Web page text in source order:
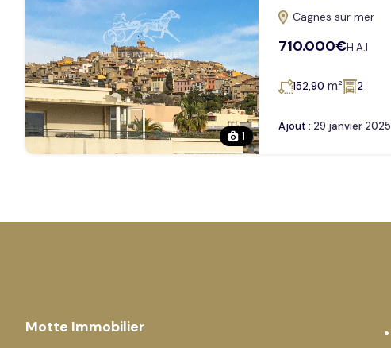
1
Cagnes sur mer
710.000€H.A.I
152,90 m² 2
Ajout : 29 janvier 2025
Motte Immobilier